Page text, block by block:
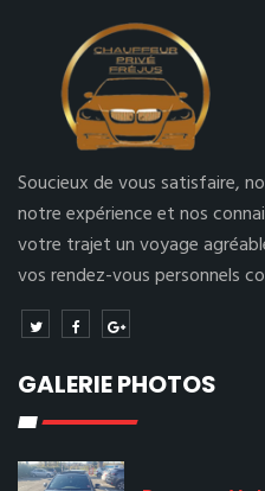
Soucieux de vous satisfaire,
notre expérience et nos
votre trajet un voyage
vos rendez-vous personnels
GALERIE PHOTOS